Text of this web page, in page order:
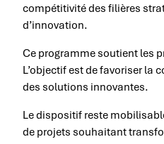
compétitivité des filières
d’innovation.
Ce programme soutient les
L’objectif est de favoriser la
des solutions innovantes.
Le dispositif reste
de projets souhaitant